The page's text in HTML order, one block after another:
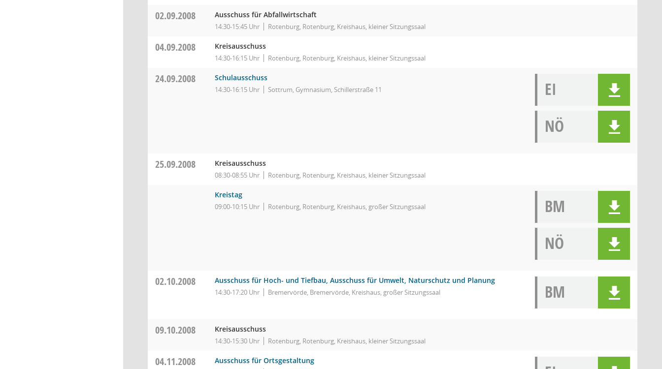
02.09.2008 Ausschuss für Abfallwirtschaft
14:30-15:45 Uhr Rotenburg, Rotenburg, Kreishaus, kleiner Sitzungssaal
04.09.2008 Kreisausschuss
14:30-16:15 Uhr Rotenburg, Rotenburg, Kreishaus, kleiner Sitzungssaal
24.09.2008 Schulausschuss
14:30-16:15 Uhr Sottrum, Gymnasium, Schillerstraße 11
EI
NÖ
25.09.2008 Kreisausschuss
08:30-08:55 Uhr Rotenburg, Rotenburg, Kreishaus, kleiner Sitzungssaal
Kreistag
09:00-10:15 Uhr Rotenburg, Rotenburg, Kreishaus, großer Sitzungssaal
BM
NÖ
02.10.2008 Ausschuss für Hoch- und Tiefbau, Ausschuss für Umwelt, Naturschutz und Planung
14:30-17:20 Uhr Bremervörde, Bremervörde, Kreishaus, großer Sitzungssaal BM
09.10.2008 Kreisausschuss
14:30-15:30 Uhr Rotenburg, Rotenburg, Kreishaus, kleiner Sitzungssaal
04.11.2008 Ausschuss für Ortsgestaltung